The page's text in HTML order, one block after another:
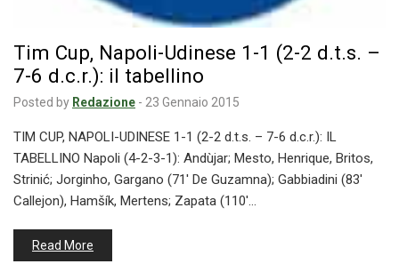
Tim Cup, Napoli-Udinese 1-1 (2-2 d.t.s. –
7-6 d.c.r.): il tabellino
Posted by Redazione - 23 Gennaio 2015
TIM CUP, NAPOLI-UDINESE 1-1 (2-2 d.t.s. – 7-6 d.c.r.): IL
TABELLINO Napoli (4-2-3-1): Andùjar; Mesto, Henrique, Britos,
Strinić; Jorginho, Gargano (71′ De Guzamna); Gabbiadini (83′
Callejon), Hamšík, Mertens; Zapata (110′…
Read More